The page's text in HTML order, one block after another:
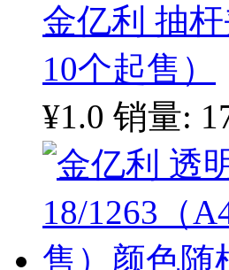
金亿利 抽
10个起售）
¥1.0 销量: